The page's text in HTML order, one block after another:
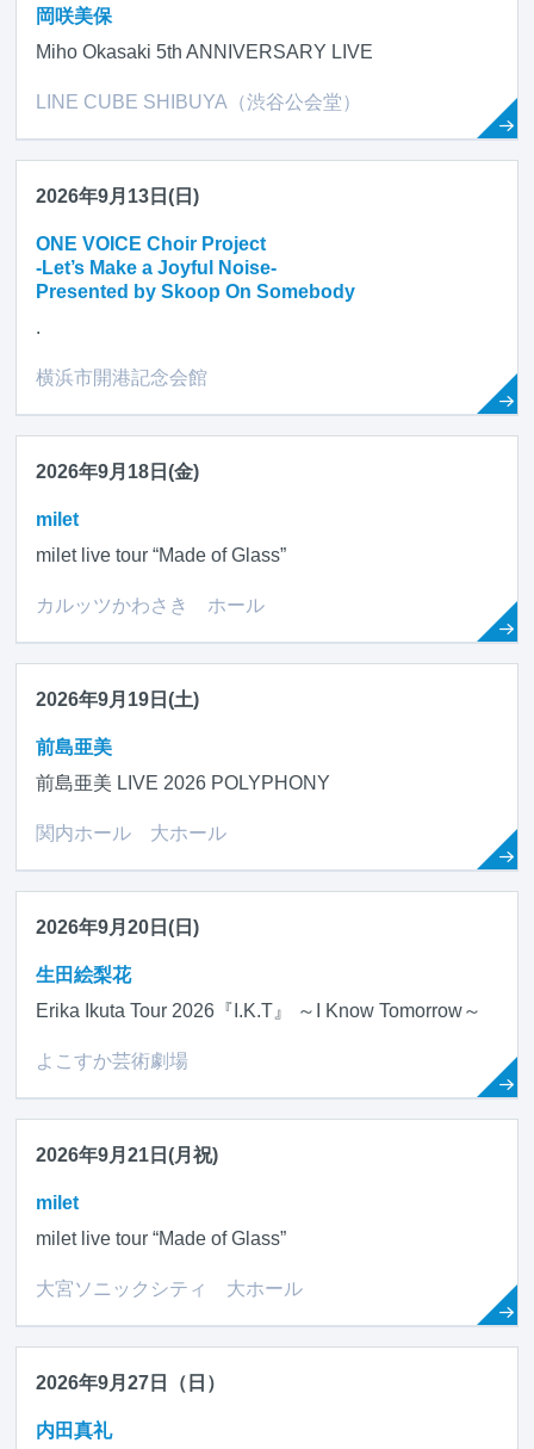
岡咲美保
Miho Okasaki 5th ANNIVERSARY LIVE
LINE CUBE SHIBUYA（渋谷公会堂）
2026年9月13日(日)
ONE VOICE Choir Project
-Let’s Make a Joyful Noise-
Presented by Skoop On Somebody
.
横浜市開港記念会館
2026年9月18日(金)
milet
milet live tour “Made of Glass”
カルッツかわさき ホール
2026年9月19日(土)
前島亜美
前島亜美 LIVE 2026 POLYPHONY
関内ホール 大ホール
2026年9月20日(日)
生田絵梨花
Erika Ikuta Tour 2026『I.K.T』 ～I Know Tomorrow～
よこすか芸術劇場
2026年9月21日(月祝)
milet
milet live tour “Made of Glass”
大宮ソニックシティ 大ホール
2026年9月27日（日）
内田真礼